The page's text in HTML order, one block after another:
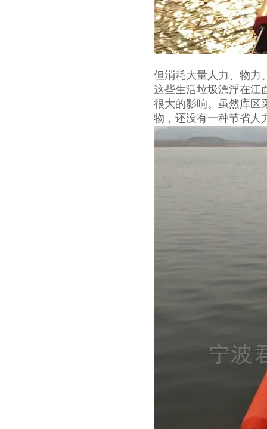
但消耗大量人力、物力
这些生活垃圾漂浮在江
很大的影响。虽然库区
物，还没有一种节省人